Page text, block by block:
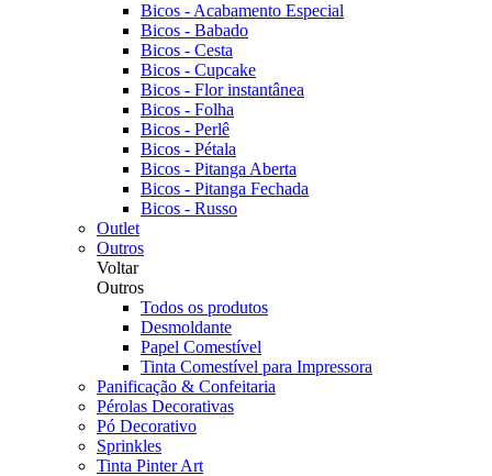
Bicos - Acabamento Especial
Bicos - Babado
Bicos - Cesta
Bicos - Cupcake
Bicos - Flor instantânea
Bicos - Folha
Bicos - Perlê
Bicos - Pétala
Bicos - Pitanga Aberta
Bicos - Pitanga Fechada
Bicos - Russo
Outlet
Outros
Voltar
Outros
Todos os produtos
Desmoldante
Papel Comestível
Tinta Comestível para Impressora
Panificação & Confeitaria
Pérolas Decorativas
Pó Decorativo
Sprinkles
Tinta Pinter Art